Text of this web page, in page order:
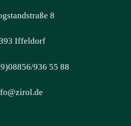
8
Iffeldorf
936 55 88